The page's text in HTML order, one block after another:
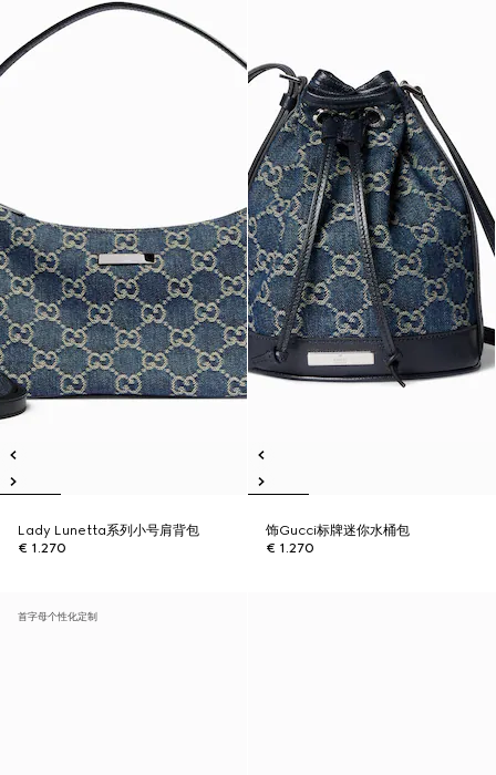
Lady Lunetta系列小号肩背包
€ 1.270
饰Gucci标牌迷你水桶包
€ 1.270
首字母个性化定制